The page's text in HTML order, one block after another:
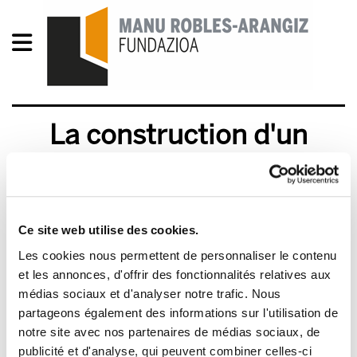
Ce site web utilise des cookies.
Les cookies nous permettent de personnaliser le contenu
et les annonces, d'offrir des fonctionnalités relatives aux
médias sociaux et d'analyser notre trafic. Nous
partageons également des informations sur l'utilisation de
notre site avec nos partenaires de médias sociaux, de
publicité et d'analyse, qui peuvent combiner celles-ci
La construction d'un
syndicalisme féministe
dans l'aide à domicile de
Gipuzkoa
LA CONSTRUCTION D’UN SYNDICALISME
FÉMINISTE DANS L’AIDE À DOMICILE DE GIPUZKOA-
3.pdf301.0 KB
ELA a construit méthodiquement, depuis